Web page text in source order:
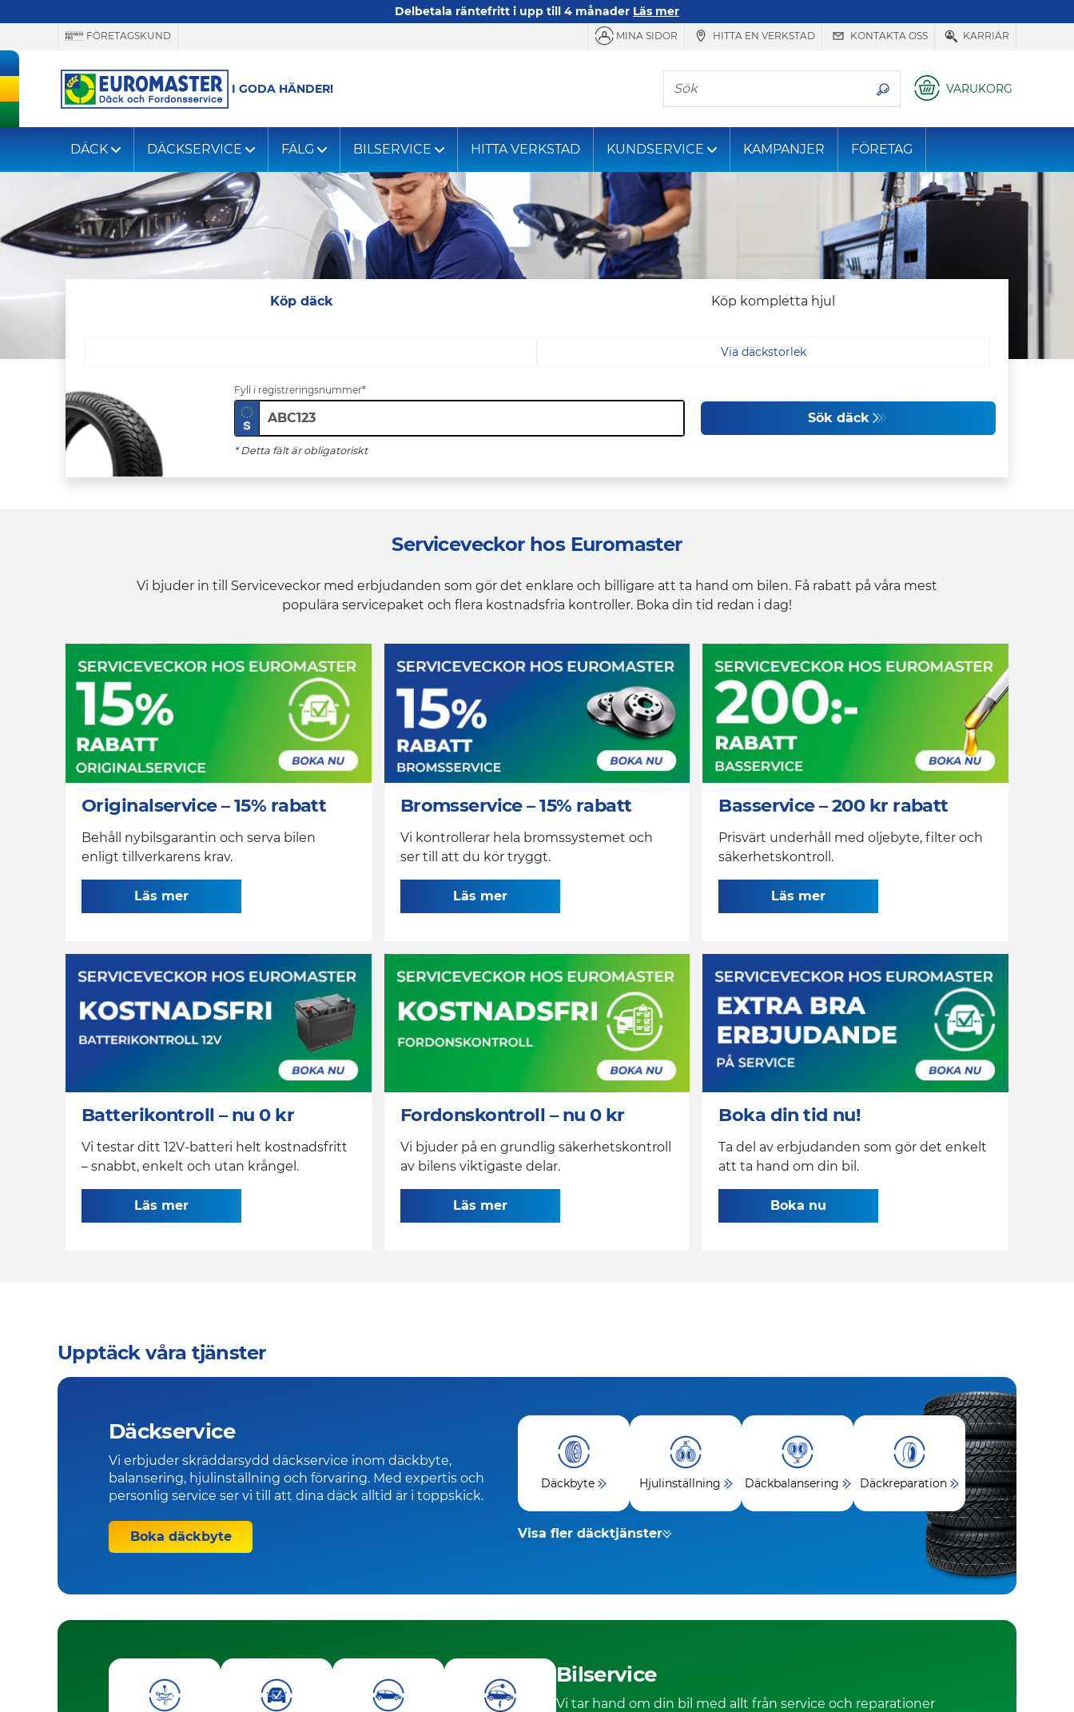
Delbetala räntefritt i upp till 4 månader Läs mer
FÖRETAGSKUND MINA SIDOR HITTA EN VERKSTAD KONTAKTA OSS KARRIÄR
I GODA HÄNDER!
Sök
VARUKORG
DÄCK DÄCKSERVICE FÄLG BILSERVICE HITTA VERKSTAD KUNDSERVICE KAMPANJER FÖRETAG
Köp däck Köp kompletta hjul
Via däckstorlek
Fyll i registreringsnummer
* Detta fält är obligatoriskt
Sök däck
Serviceveckor hos Euromaster
Vi bjuder in till Serviceveckor med erbjudanden som gör det enklare och billigare att ta hand om bilen. Få rabatt på våra mest
populära servicepaket och flera kostnadsfria kontroller. Boka din tid redan i dag!
Originalservice – 15% rabatt
Behåll nybilsgarantin och serva bilen
enligt tillverkarens krav.
Läs mer
Bromsservice – 15% rabatt
Vi kontrollerar hela bromssystemet och
ser till att du kör tryggt.
Läs mer
Basservice – 200 kr rabatt
Prisvärt underhåll med oljebyte, filter och
säkerhetskontroll.
Läs mer
Batterikontroll – nu 0 kr
Vi testar ditt 12V-batteri helt kostnadsfritt
– snabbt, enkelt och utan krångel.
Läs mer
Fordonskontroll – nu 0 kr
Vi bjuder på en grundlig säkerhetskontroll
av bilens viktigaste delar.
Läs mer
Boka din tid nu!
Ta del av erbjudanden som gör det enkelt
att ta hand om din bil.
Boka nu
Upptäck våra tjänster
Däckservice
Vi erbjuder skräddarsydd däckservice inom däckbyte,
balansering, hjulinställning och förvaring. Med expertis och
personlig service ser vi till att dina däck alltid är i toppskick.
Boka däckbyte
Däckbyte Hjulinställning Däckbalansering Däckreparation
Visa fler däcktjänster
Bilservice
Vi tar hand om din bil med allt från service och reparationer